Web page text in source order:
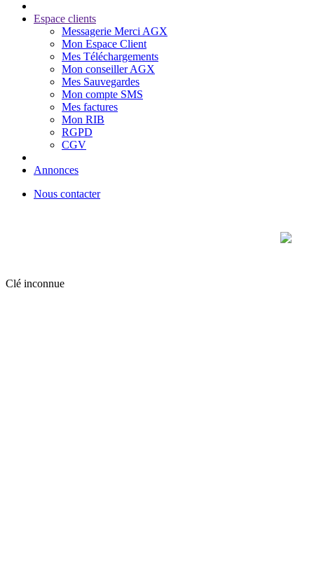
Espace clients
Messagerie Merci AGX
Mon Espace Client
Mes Téléchargements
Mon conseiller AGX
Mes Sauvegardes
Mon compte SMS
Mes factures
Mon RIB
RGPD
CGV
Annonces
Nous contacter
Clé inconnue